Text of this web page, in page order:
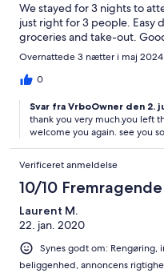
We stayed for 3 nights to
just right for 3 people. Easy
groceries and take-out.
Overnattede 3 nætter i maj 2024
0
Svar fra VrboOwner den 2.
thank you very much.you left
welcome you again. see you
Verificeret anmeldelse
10/10 Fremragende
Laurent M.
22. jan. 2020
Synes godt om:
beliggenhed, annoncens